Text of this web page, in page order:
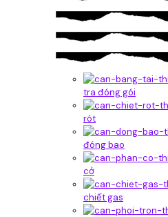
tra đóng gói
rót
đóng bao
cở
chiết gas